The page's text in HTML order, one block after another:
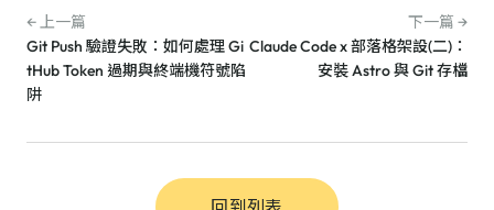
← 上一篇
Git Push 驗證失敗：如何處理 Gi
tHub Token 過期與終端機符號陷
阱
下一篇 →
Claude Code x 部落格架設(二)：
安裝 Astro 與 Git 存檔